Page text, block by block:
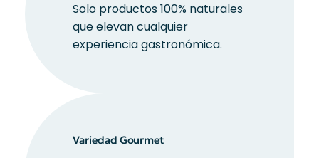
Solo productos 100% naturales
que elevan cualquier
experiencia gastronómica.
Variedad Gourmet